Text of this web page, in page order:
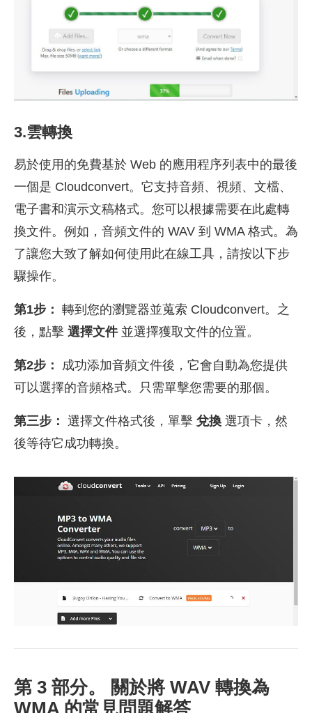
3.雲轉換
易於使用的免費基於 Web 的應用程序列表中的最後
一個是 Cloudconvert。它支持音頻、視頻、文檔、
電子書和演示文稿格式。您可以根據需要在此處轉
換文件。例如，音頻文件的 WAV 到 WMA 格式。為
了讓您大致了解如何使用此在線工具，請按以下步
驟操作。
第1步： 轉到您的瀏覽器並蒐索 Cloudconvert。之
後，點擊 選擇文件並選擇獲取文件的位置。
第2步：
成功添加音頻文件後，它會自動為您提供
可以選擇的音頻格式。只需單擊您需要的那個。
第三步： 選擇文件格式後，單擊 兌換 選項卡，然
後等待它成功轉換。
第 3 部分。 關於將 WAV 轉換為
WMA 的常見問題解答